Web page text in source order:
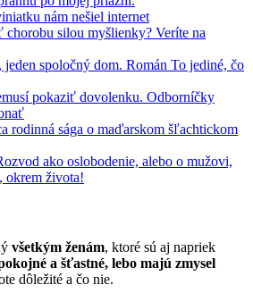
nám nešiel internet
chorobu silou myšlienky? Veríte na
jeden spoločný dom. Román To jediné, čo
pokaziť dovolenku. Odborníčky
rodinná sága o maďarskom šľachtickom
ako oslobodenie, alebo o mužovi,
okrem života!
všetkým ženám, ktoré sú aj napriek
a šťastné, lebo majú zmysel
dôležité a čo nie.